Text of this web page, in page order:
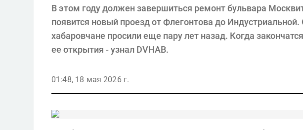
В этом году должен завершиться ремонт бульвара
появится новый проезд от Флегонтова до Индустриальной.
хабаровчане просили еще пару лет назад. Когда
ее открытия - узнал DVHAB.
01:48, 18 мая 2026 г.